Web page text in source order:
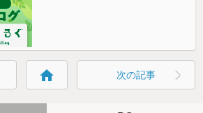
home 次の記事